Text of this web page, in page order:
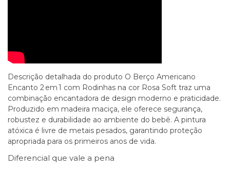
Descrição detalhada do produto O Berço Americano
Encanto 2 em 1 com Rodinhas na cor Rosa Soft traz uma
combinação encantadora de design moderno e praticidade.
Produzido em madeira maciça, ele oferece segurança,
robustez e durabilidade ao ambiente do bebê. A pintura
atóxica é livre de metais pesados, garantindo proteção
apropriada para os primeiros anos de vida.
Diferencial que vale a pena